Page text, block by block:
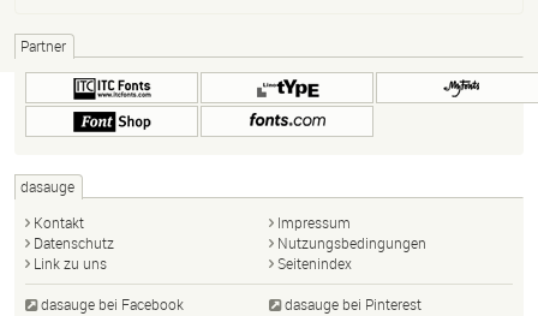
Partner
dasauge
Kontakt
Impressum
Datenschutz
Nutzungsbedingungen
Link zu uns
Seitenindex
dasauge bei Facebook dasauge bei Pinterest